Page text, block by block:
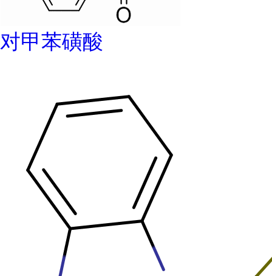
对甲苯磺酸